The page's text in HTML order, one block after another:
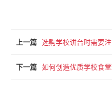
上一篇 选购学校讲台时需要注
下一篇 如何创造优质学校食